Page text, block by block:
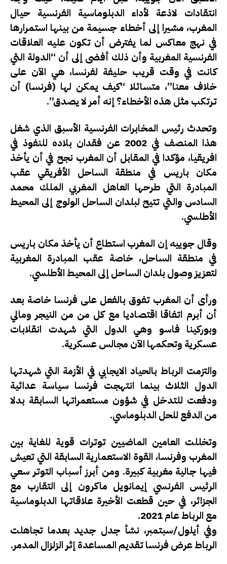
انتقادات لاذعة لأداء الدبلوماسية الفرنسية حيال
المغرب، مشيرا إلى أخطاء جسيمة من بينها استمرارها
في نهج معاكس لما يفترض أن تكون عليه العلاقات
الفرنسية المغربية وأن ذلك أفضى إلى أن “الدولة التي
كانت في وقت قريب حليفة لفرنسا، هي الآن على
خلاف معنا”، متسائلا “كيف يمكن لها (فرنسا) أن
ترتكب مثل هذه الأخطاء؟ إنه أمر لا يصدق”.
وتحدث رئيس المخابرات الفرنسية الأسبق الذي شغل
هذا المنصف في 2002 عن فقدان بلاده للنفوذ في
افريقيا، مؤكدا في المقابل أن المغرب نجح في أن يأخذ
مكان باريس في منطقة الساحل الأفريقي عقب
المبادرة التي طرحها العاهل المغربي الملك محمد
السادس والتي تتيح لبلدان الساحل الولوج إلى المحيط
الأطلسي.
وقال جوييه إن المغرب استطاع أن يأخذ مكان باريس
في منطقة الساحل، خاصة عقب المبادرة المغربية
لتعزيز وصول بلدان الساحل إلى المحيط الأطلسي.
ورأى أن المغرب تفوق بالفعل على فرنسا خاصة بعد
أن أبرم اتفاقا اقتصاديا مع كل من من النيجر ومالي
وبوركينا فاسو وهي الدول التي شهدت انقلابات
عسكرية وتحكمها الآن مجالس عسكرية.
والتزمت الرباط بالحياد الايجابي في الأزمة التي شهدتها
الدول الثلاث بينما انتهجت فرنسا سياسة عدائية
ودفعت للتدخل في شؤون مستعمراتها السابقة بدلا
من الدفع للحل الدبلوماسي.
وتخللت العامين الماضيين توترات قوية للغاية بين
المغرب وفرنسا، القوة الاستعمارية السابقة التي تعيش
فيها جالية مغربية كبيرة. ومن أبرز أسباب التوتر سعي
الرئيس الفرنسي إيمانويل ماكرون إلى التقارب مع
الجزائر، في حين قطعت الأخيرة علاقاتها الدبلوماسية
مع الرباط عام 2021.
وفي أيلول/سبتمبر، نشأ جدل جديد بعدما تجاهلت
الرباط عرض فرنسا تقديم المساعدة إثر الزلزال المدمر.